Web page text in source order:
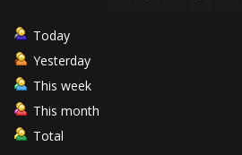
Today
Yesterday
This week
This month
Total